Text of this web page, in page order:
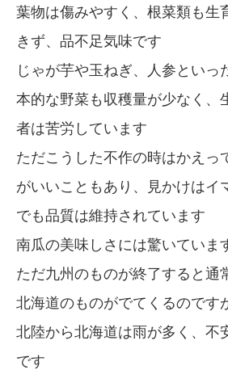
葉物は傷みやすく、根菜類も生
きず、品不足気味です
じゃが芋や玉ねぎ、人参といっ
本的な野菜も収穫量が少なく、
者は苦労しています
ただこうした不作の時はかえっ
がいいこともあり、見かけはイ
でも品質は維持されています
南瓜の美味しさには驚いていま
ただ九州のものが終了すると通
北海道のものがでてくるのです
北陸から北海道は雨が多く、不
です